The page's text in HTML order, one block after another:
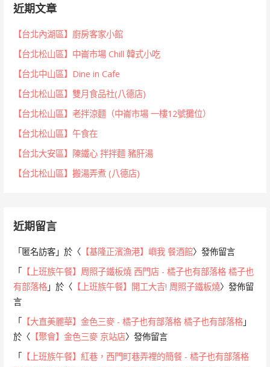
近期文章
【台北內湖區】廚房客家小館
【台北松山區】中崙市場 Chill 韓式小吃
【台北中山區】Dine in Cafe
【台北松山區】雙月食品社(八德店)
【台北松山區】老拌涼麵（中崙市場 一樓12號攤位）
【台北松山區】午食在
【台北大安區】陳鐵心 拌拌麵 豬肝湯
【台北松山區】搬湯弄煮 (八德店)
近期留言
「匿名訪客 」於〈 【基隆正濱漁港】嶼我 餐酒館〉發佈留言
「 【上班族午餐】周照子鐵板燒 西門店 - 橘子也有部落格 橘子也
有部落格 」於〈 【上班族午餐】開工大吉! 周照子鐵板燒〉發佈留
言
「 【大直美麗華】金色三麥 - 橘子也有部落格 橘子也有部落格 」
於〈 【聚會】金色三麥 京站店〉發佈留言
「 【上班族午餐】紅巷，西門町巷弄裡的簡餐 - 橘子也有部落格